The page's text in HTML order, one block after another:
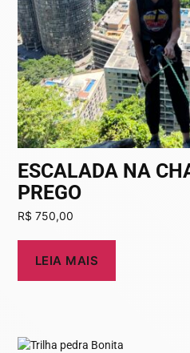
ESCALADA NA
PREGO
R$ 750,00
LEIA MAIS